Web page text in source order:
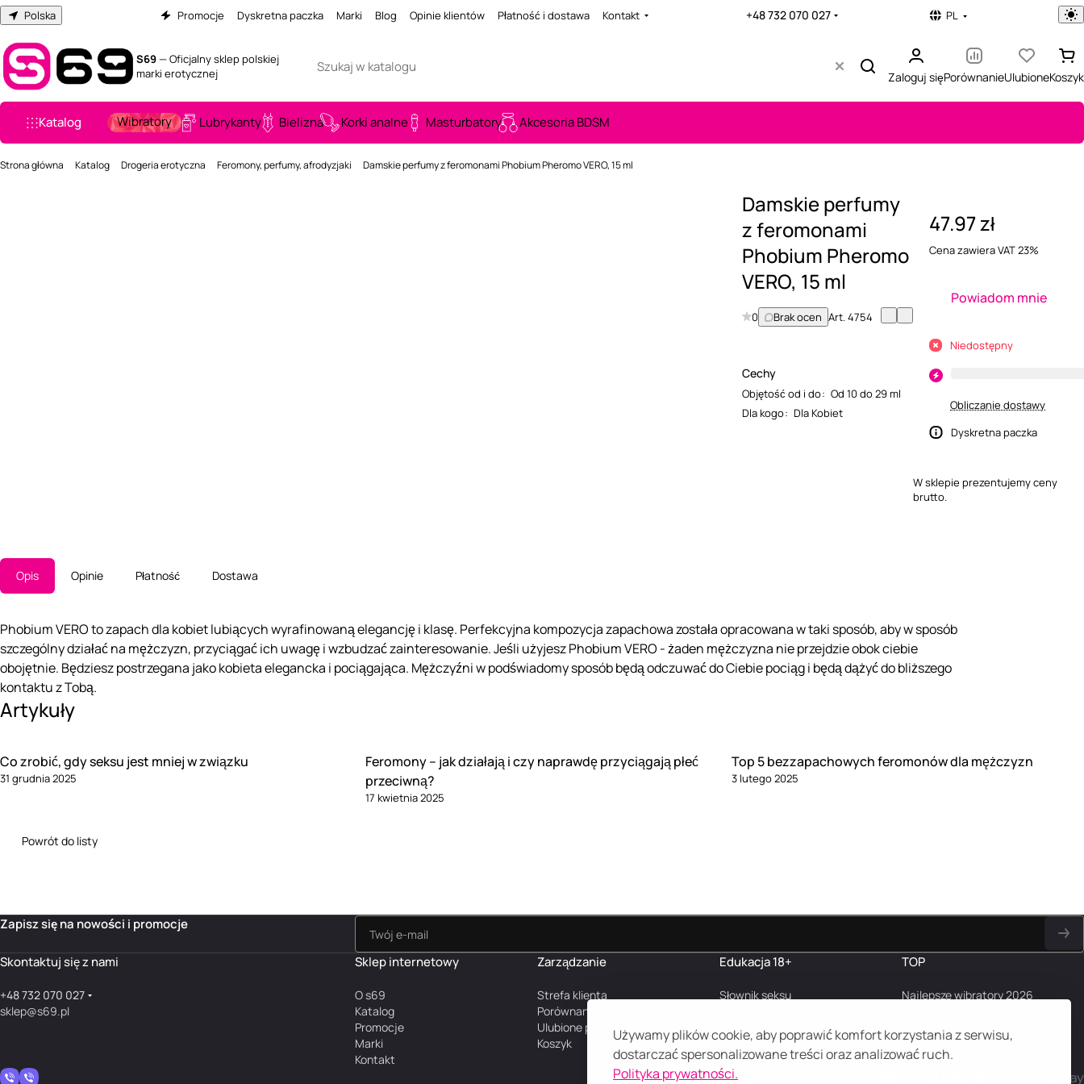
Używamy plików cookie, aby poprawić komfort korzystania z serwisu,
dostarczać spersonalizowane treści oraz analizować ruch.
Polityka prywatności.
Polska Promocje Dyskretna paczka Marki Blog Opinie klientów Płatność i dostawa Kontakt +48 732 070 027 PL
S69— Oficjalny sklep polskiej
marki erotycznej
Zaloguj sięPorównanieUlubioneKoszyk
Katalog Wibratory Lubrykanty Bielizna Korki analne Masturbatory Akcesoria BDSM
Strona główna Katalog Drogeria erotyczna Feromony, perfumy, afrodyzjaki Damskie perfumy z feromonami Phobium Pheromo VERO, 15 ml
Damskie perfumy
z feromonami
Phobium Pheromo
VERO, 15 ml
0 Brak ocen Art.4754
Cechy
Objętość od i do: Od 10 do 29 ml
Dla kogo: Dla Kobiet
47.97 zł
Cena zawiera VAT 23%
Powiadom mnie
Niedostępny
Obliczanie dostawy
Dyskretna paczka
W sklepie prezentujemy ceny
brutto.
Opis Opinie Płatność Dostawa
Phobium VERO to zapach dla kobiet lubiących wyrafinowaną elegancję i klasę. Perfekcyjna kompozycja zapachowa została opracowana w taki sposób, aby w sposób
szczególny działać na mężczyzn, przyciągać ich uwagę i wzbudzać zainteresowanie. Jeśli użyjesz Phobium VERO - żaden mężczyzna nie przejdzie obok ciebie
obojętnie. Będziesz postrzegana jako kobieta elegancka i pociągająca. Mężczyźni w podświadomy sposób będą odczuwać do Ciebie pociąg i będą dążyć do bliższego
kontaktu z Tobą.
Artykuły
Co zrobić, gdy seksu jest mniej w związku
31 grudnia 2025
Feromony – jak działają i czy naprawdę przyciągają płeć
przeciwną?
17 kwietnia 2025
Top 5 bezzapachowych feromonów dla mężczyzn
3 lutego 2025
Powrót do listy
Zapisz się na nowości i promocje
Skontaktuj się z nami
+48 732 070 027
sklep@s69.pl
Sklep internetowy
O s69
Katalog
Promocje
Marki
Kontakt
Zarządzanie
Strefa klienta
Porównanie produktów
Ulubione produkty
Koszyk
Edukacja 18+
Słownik seksu
Blog
TOP
Najlepsze wibratory 2026